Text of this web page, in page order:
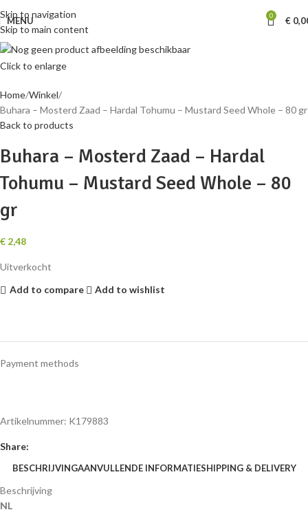
Skip to navigation
Skip to main content
MENU 0 €
SOLD
OUT
Click to enlarge
Home Winkel
Buhara – Mosterd Zaad – Hardal Tohumu – Mustard Seed Whole – 80 gr
Back to products
Buhara – Mosterd Zaad – Hardal
Tohumu – Mustard Seed Whole – 80
gr
€ 2,48
Uitverkocht
Add to compare
Add to wishlist
Payment methods
Artikelnummer: K179883
Share:
BESCHRIJVINGAANVULLENDE INFORMATIESHIPPING & DELIVERY
Beschrijving
NL